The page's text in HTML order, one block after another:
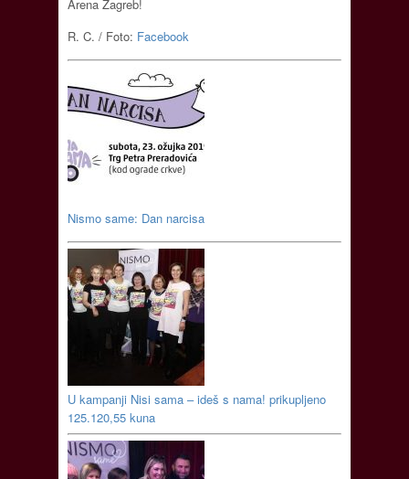
Arena Zagreb!
R. C. / Foto: Facebook
Nismo same: Dan narcisa
U kampanji Nisi sama – ideš s nama! prikupljeno
125.120,55 kuna